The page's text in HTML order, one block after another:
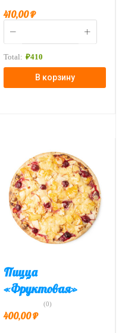
410,00₽
Total: ₽410
В корзину
Пицца
«Фруктовая»
(0)
400,00₽